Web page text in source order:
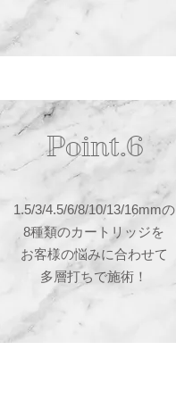
Point.6
1.5/3/4.5/6/8/10/13/16mmの
8種類のカートリッジを
お客様の悩みに合わせて
多層打ちで施術！